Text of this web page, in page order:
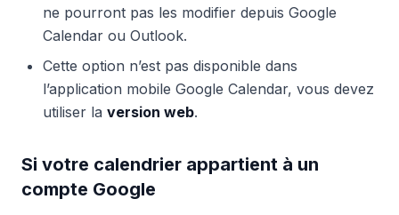
ne pourront pas les modifier depuis Google
Calendar ou Outlook.
Cette option n’est pas disponible dans
l’application mobile Google Calendar, vous devez
utiliser la version web.
Si votre calendrier appartient à un
compte Google